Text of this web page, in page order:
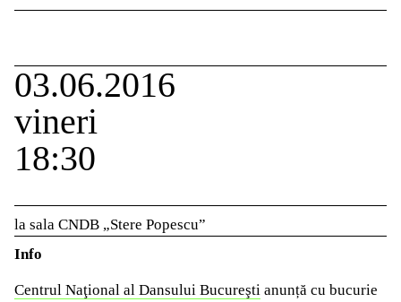
03.06.2016
vineri
18:30
la sala CNDB „Stere Popescu”
Info
Centrul Naţional al Dansului Bucureşti anunță cu bucurie